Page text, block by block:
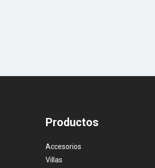
Productos
Accesorios
Villas